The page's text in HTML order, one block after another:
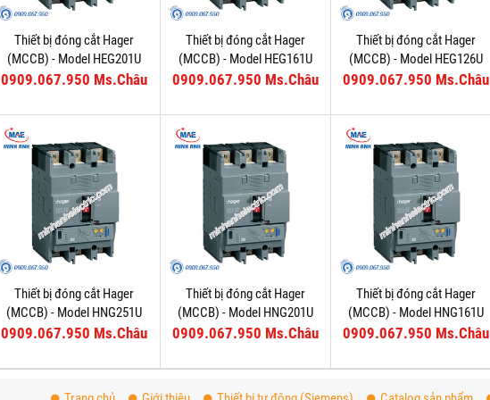
Thiết bị đóng cắt Hager
(MCCB) - Model HEG201U
0909.067.950 Ms.Châu
Thiết bị đóng cắt Hager
(MCCB) - Model HEG161U
0909.067.950 Ms.Châu
Thiết bị đóng cắt Hager
(MCCB) - Model HEG126U
0909.067.950 Ms.Châu
Thiết bị đóng cắt Hager
(MCCB) - Model HNG251U
0909.067.950 Ms.Châu
Thiết bị đóng cắt Hager
(MCCB) - Model HNG201U
0909.067.950 Ms.Châu
Thiết bị đóng cắt Hager
(MCCB) - Model HNG161U
0909.067.950 Ms.Châu